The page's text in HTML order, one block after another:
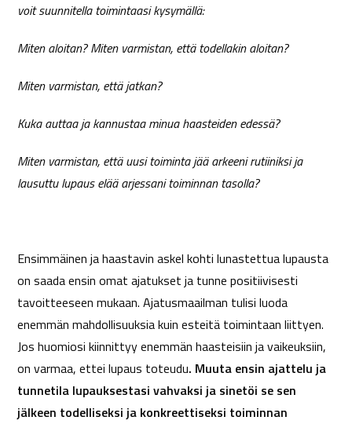
voit suunnitella toimintaasi kysymällä:
Miten aloitan? Miten varmistan, että todellakin aloitan?
Miten varmistan, että jatkan?
Kuka auttaa ja kannustaa minua haasteiden edessä?
Miten varmistan, että uusi toiminta jää arkeeni rutiiniksi ja
lausuttu lupaus elää arjessani toiminnan tasolla?
Ensimmäinen ja haastavin askel kohti lunastettua lupausta
on saada ensin omat ajatukset ja tunne positiivisesti
tavoitteeseen mukaan. Ajatusmaailman tulisi luoda
enemmän mahdollisuuksia kuin esteitä toimintaan liittyen.
Jos huomiosi kiinnittyy enemmän haasteisiin ja vaikeuksiin,
on varmaa, ettei lupaus toteudu. Muuta ensin ajattelu ja
tunnetila lupauksestasi vahvaksi ja sinetöi se sen
jälkeen todelliseksi ja konkreettiseksi toiminnan